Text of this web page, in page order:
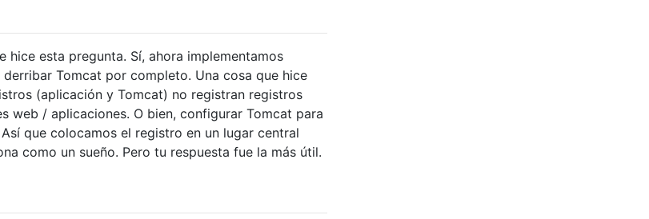
hice esta pregunta. Sí, ahora implementamos
Tomcat por completo. Una cosa que hice
(aplicación y Tomcat) no registran registros
web / aplicaciones. O bien, configurar Tomcat para
que colocamos el registro en un lugar central
como un sueño. Pero tu respuesta fue la más útil.